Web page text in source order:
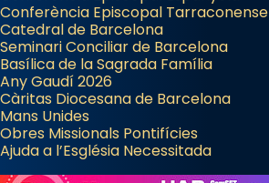
Conferència Episcopal Tarraconense
Catedral de Barcelona
Seminari Conciliar de Barcelona
Basílica de la Sagrada Família
Any Gaudí 2026
Càritas Diocesana de Barcelona
Mans Unides
Obres Missionals Pontifícies
Ajuda a l’Església Necessitada